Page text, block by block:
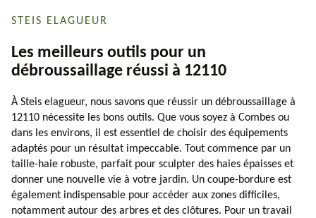
STEIS ELAGUEUR
Les meilleurs outils pour un
débroussaillage réussi à 12110
À Steis elagueur, nous savons que réussir un débroussaillage à
12110 nécessite les bons outils. Que vous soyez à Combes ou
dans les environs, il est essentiel de choisir des équipements
adaptés pour un résultat impeccable. Tout commence par un
taille-haie robuste, parfait pour sculpter des haies épaisses et
donner une nouvelle vie à votre jardin. Un coupe-bordure est
également indispensable pour accéder aux zones difficiles,
notamment autour des arbres et des clôtures. Pour un travail